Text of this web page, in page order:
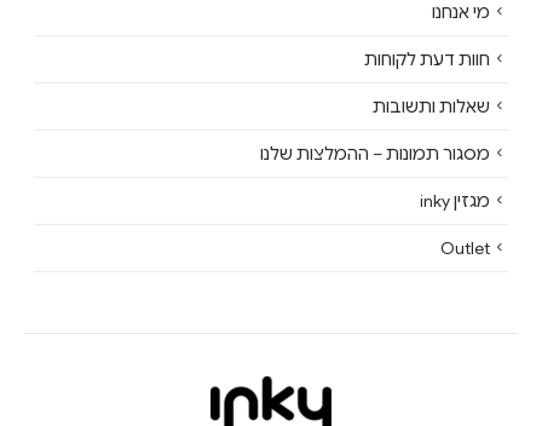
מי אנחנו
חוות דעת לקוחות
שאלות ותשובות
מסגור תמונות – ההמלצות שלנו
מגזין inky
Outlet